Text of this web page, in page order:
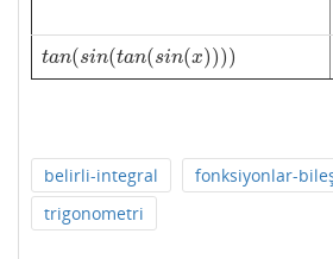
tan(sin(tan(sin(x))))
tan(sin(tan(sin(x))))
belirli-integral
fonksiyonlar-
trigonometri